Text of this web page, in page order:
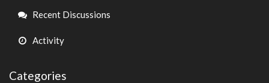
Links
Recent Discussions
Activity
Categories